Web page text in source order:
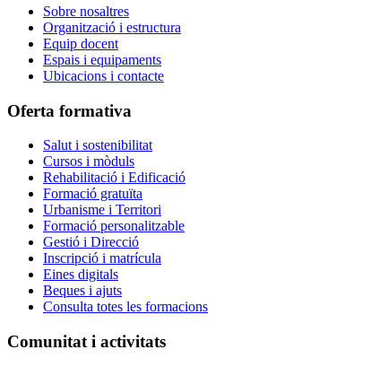
Sobre nosaltres
Organització i estructura
Equip docent
Espais i equipaments
Ubicacions i contacte
Oferta formativa
Salut i sostenibilitat
Cursos i mòduls
Rehabilitació i Edificació
Formació gratuïta
Urbanisme i Territori
Formació personalitzable
Gestió i Direcció
Inscripció i matrícula
Eines digitals
Beques i ajuts
Consulta totes les formacions
Comunitat i activitats